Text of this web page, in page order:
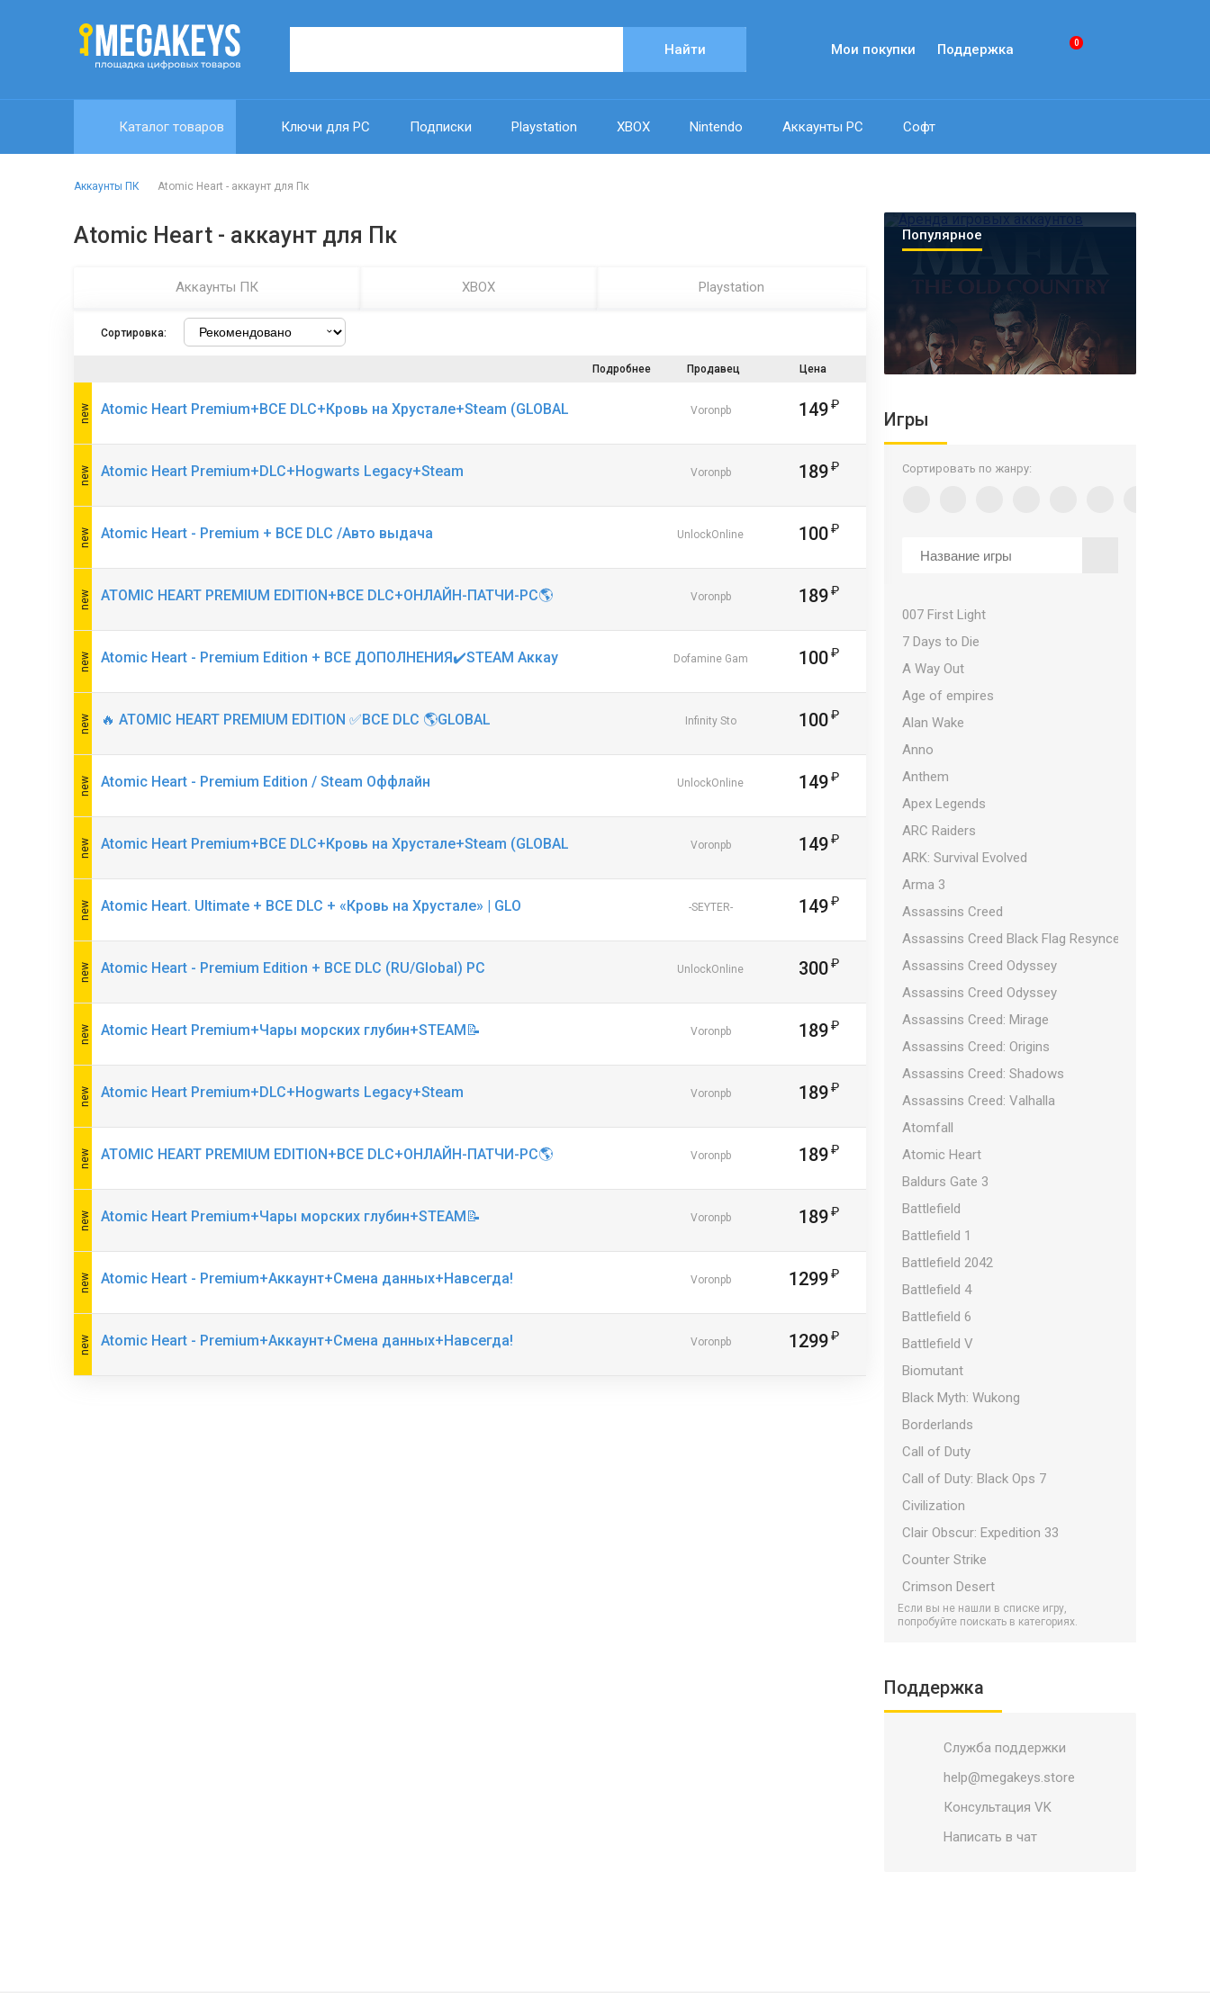
Найти Мои покупки Поддержка 0
Каталог товаров Ключи для PC Подписки Playstation XBOX Nintendo Аккаунты PC Софт
Популярное
Игры
Сортировать по жанру:
007 First Light
7 Days to Die
A Way Out
Age of empires
Alan Wake
Anno
Anthem
Apex Legends
ARC Raiders
ARK: Survival Evolved
Arma 3
Assassins Creed
Assassins Creed Black Flag Resynced
Assassins Creed Odyssey
Assassins Creed Odyssey
Assassins Creed: Mirage
Assassins Creed: Origins
Assassins Creed: Shadows
Assassins Creed: Valhalla
Atomfall
Atomic Heart
Baldurs Gate 3
Battlefield
Battlefield 1
Battlefield 2042
Battlefield 4
Battlefield 6
Battlefield V
Biomutant
Black Myth: Wukong
Borderlands
Call of Duty
Call of Duty: Black Ops 7
Civilization
Clair Obscur: Expedition 33
Counter Strike
Crimson Desert
Cronos: The New Dawn
Cyberpunk 2077
Days Gone
Dead Island 2
Dead Space
Dragon Age
Если вы не нашли в списке игру,
попробуйте поискать в категориях.
Поддержка
Служба поддержки
help@megakeys.store
Консультация VK
Написать в чат
Аккаунты ПК Atomic Heart - аккаунт для Пк
Atomic Heart - аккаунт для Пк
Аккаунты ПК XBOX Playstation
Сортировка:
Подробнее Продавец Цена
Atomic Heart Premium+ВСЕ DLC+Кровь на Хрустале+Steam (GLOBAL Voronpb 149
Atomic Heart Premium+DLC+Hogwarts Legacy+Steam Voronpb 189
Atomic Heart - Premium + ВСЕ DLC /Авто выдача UnlockOnline 100
ATOMIC HEART PREMIUM EDITION+ВСЕ DLC+ОНЛАЙН-ПАТЧИ-PC🌎 Voronpb 189
Atomic Heart - Premium Edition + ВСЕ ДОПОЛНЕНИЯ✔️STEAM Аккау Dofamine Gam 100
🔥 ATOMIC HEART PREMIUM EDITION ✅ВСЕ DLC 🌎GLOBAL Infinity Sto 100
Atomic Heart - Premium Edition / Steam Оффлайн UnlockOnline 149
Atomic Heart Premium+ВСЕ DLC+Кровь на Хрустале+Steam (GLOBAL Voronpb 149
Atomic Heart. Ultimate + ВСЕ DLC + «Кровь на Хрустале» | GLO -SEYTER- 149
Atomic Heart - Premium Edition + ВСЕ DLC (RU/Global) PC UnlockOnline 300
Atomic Heart Premium+Чары морских глубин+STEAM📝 Voronpb 189
Atomic Heart Premium+DLC+Hogwarts Legacy+Steam Voronpb 189
ATOMIC HEART PREMIUM EDITION+ВСЕ DLC+ОНЛАЙН-ПАТЧИ-PC🌎 Voronpb 189
Atomic Heart Premium+Чары морских глубин+STEAM📝 Voronpb 189
Atomic Heart - Premium+Аккаунт+Смена данных+Навсегда! Voronpb 1299
Atomic Heart - Premium+Аккаунт+Смена данных+Навсегда! Voronpb 1299